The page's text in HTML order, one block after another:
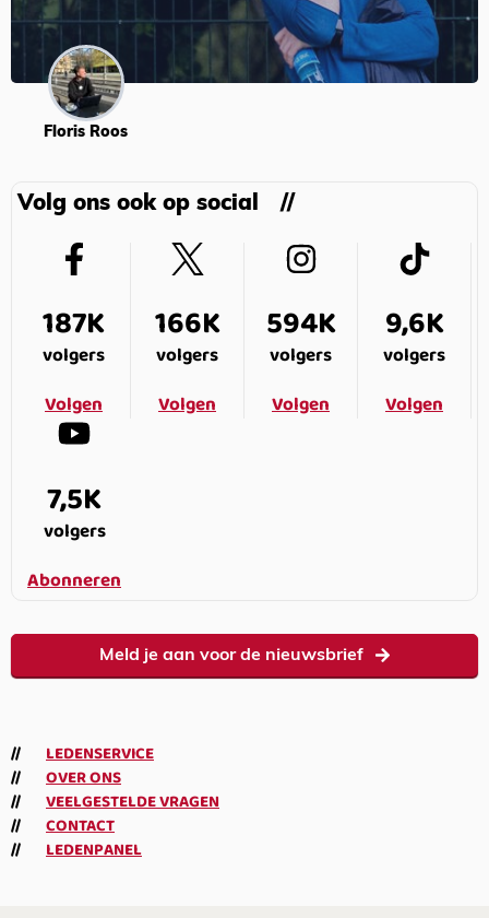
Floris Roos
Volg ons ook op social
187K
volgers
Volgen
166K
volgers
Volgen
594K
volgers
Volgen
9,6K
volgers
Volgen
7,5K
volgers
Abonneren
Meld je aan voor de nieuwsbrief
LEDENSERVICE
OVER ONS
VEELGESTELDE VRAGEN
CONTACT
LEDENPANEL